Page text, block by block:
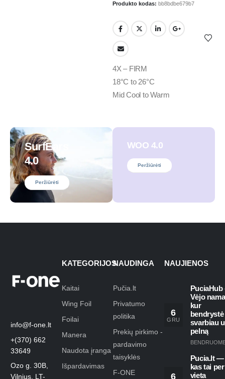
Produkto kodas: bb8bdbe679b7
4X – FIRM
18°C to 26°C
Mid Cool to Warm
SurfEars
4.0
Peržiūrėti
WOO 4.0
Peržiūrėti
info@f-one.lt
+(370) 662
33649
Ozo g. 30B,
Vilnius, LT-
KATEGORIJOS
Kaitai
Wing Foil
Foilai
Manera
Naudota įranga
Išpardavimas
NAUDINGA
Pučia.lt
Privatumo
politika
Prekių pirkimo -
pardavimo
taisyklės
F-ONE
NAUJIENOS
6
GRU
PuciaHub
Vėjo
kur
bendrystė
svarbiau
pelną
6
Pucia.lt —
kas tai per
vieta